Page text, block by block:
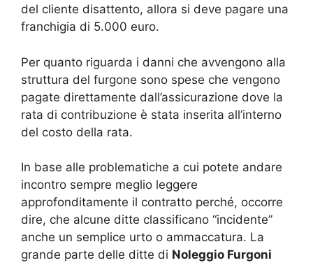
del cliente disattento, allora si deve pagare una
franchigia di 5.000 euro.
Per quanto riguarda i danni che avvengono alla
struttura del furgone sono spese che vengono
pagate direttamente dall’assicurazione dove la
rata di contribuzione è stata inserita all’interno
del costo della rata.
In base alle problematiche a cui potete andare
incontro sempre meglio leggere
approfonditamente il contratto perché, occorre
dire, che alcune ditte classificano “incidente”
anche un semplice urto o ammaccatura. La
grande parte delle ditte di Noleggio Furgoni